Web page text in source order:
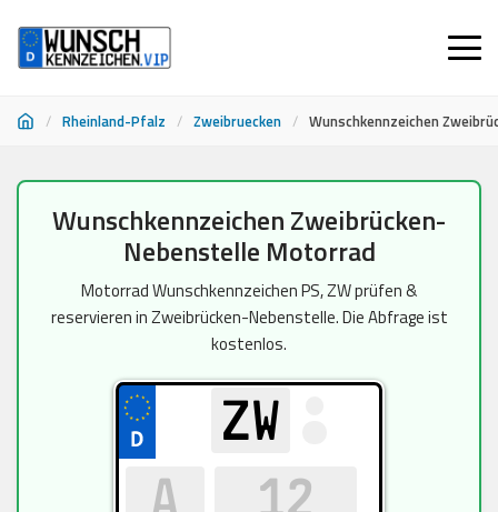
/ Rheinland-Pfalz / Zweibruecken / Wunschkennzeichen
InhaltWunschkennzeichen Zweibrücken-
Nebenstelle Motorrad
Motorrad Wunschkennzeichen PS, ZW prüfen &
reservieren in Zweibrücken-Nebenstelle. Die Abfrage ist
kostenlos.